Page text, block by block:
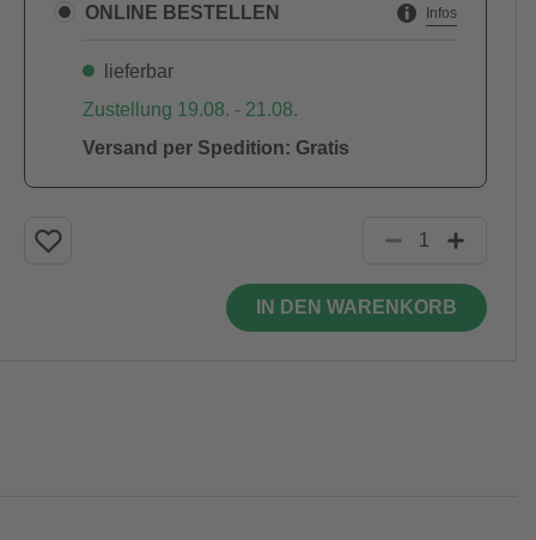
ONLINE BESTELLEN Infos
lieferbar
Zustellung 19.08. - 21.08.
Versand per Spedition: Gratis
IN DEN WARENKORB